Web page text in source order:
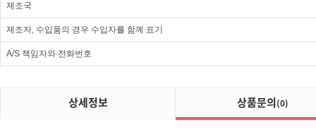
제조국
제조자, 수입품의 경우 수입자를 함께 표기
A/S 책임자와 전화번호
상세정보 상품문의(0)